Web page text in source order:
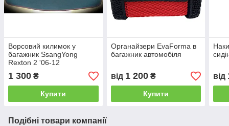
Ворсовий килимок у
багажник SsangYong
Rexton 2 '06-12
1 300 ₴
Купити
Органайзери EvaForma в
багажник автомобіля
від 1 200₴
Купити
від
Подібні товари компанії